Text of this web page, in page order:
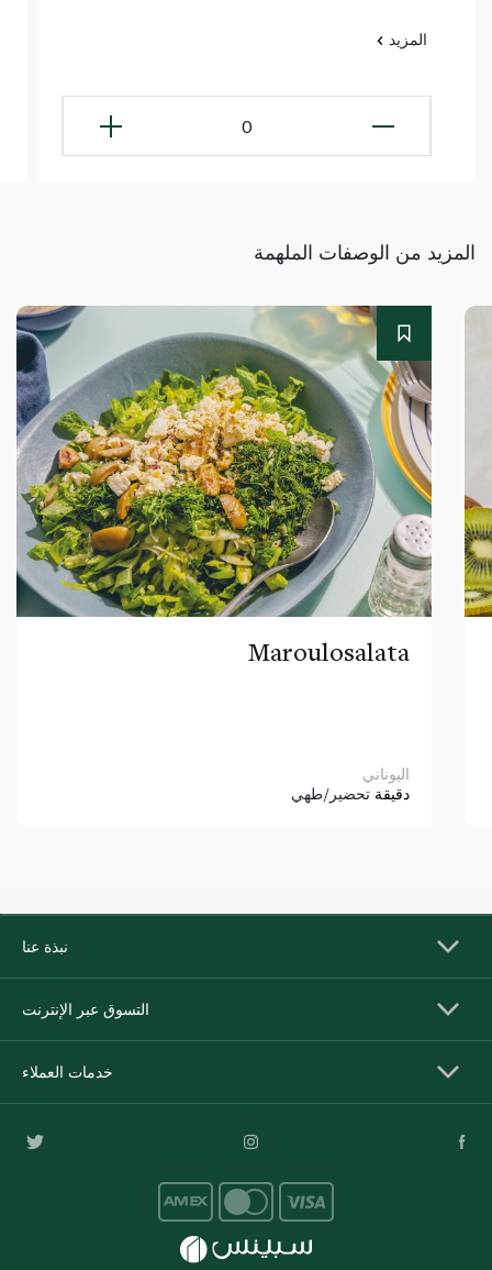
المزيد
0
المزيد من الوصفات الملهمة
Maroulosalata
اليوناني
دقيقة تحضير/طهي
نبذة عنا
التسوق عبر الإنترنت
خدمات العملاء